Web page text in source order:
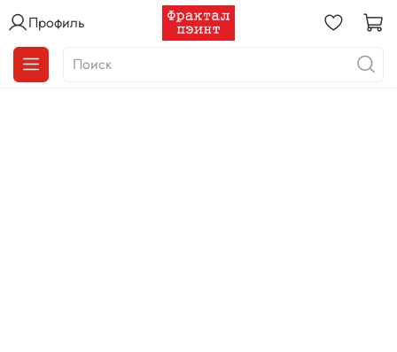
Профиль